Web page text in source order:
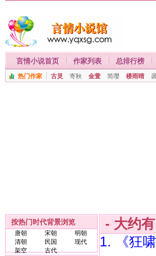
言情小说首页 作家列表 总排行榜
热门作家 古灵 寄秋 金萱 简璎 楼雨晴
按热门时代背景浏览
唐朝 宋朝
明朝
清朝
民国
现代
架空
古代
- 大约有
1. 《狂啸